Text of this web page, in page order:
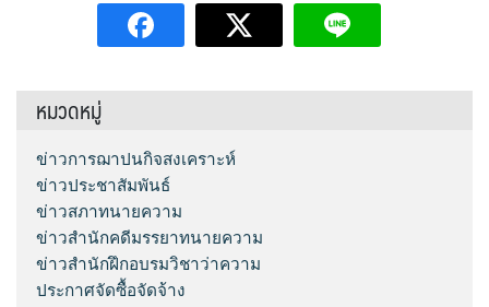
หมวดหมู่
ข่าวการฌาปนกิจสงเคราะห์
ข่าวประชาสัมพันธ์
ข่าวสภาทนายความ
ข่าวสำนักคดีมรรยาทนายความ
ข่าวสำนักฝึกอบรมวิชาว่าความ
ประกาศจัดซื้อจัดจ้าง